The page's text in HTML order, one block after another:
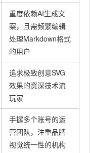
重度依赖AI生成文
案，且需频繁编辑
处理Markdown格式
的用户
追求极致创意SVG
效果的资深技术流
玩家
手握多个账号的运
营团队，注重品牌
视觉统一性的机构